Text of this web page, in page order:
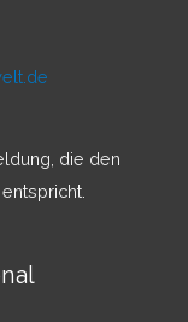
die den